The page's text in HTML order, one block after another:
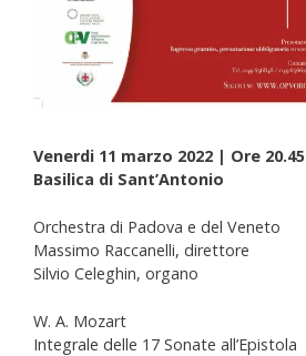
Venerdi 11 marzo 2022 | Ore 20.45
Basilica di Sant’Antonio
Orchestra di Padova e del Veneto
Massimo Raccanelli, direttore
Silvio Celeghin, organo
W. A. Mozart
Integrale delle 17 Sonate all’Epistola